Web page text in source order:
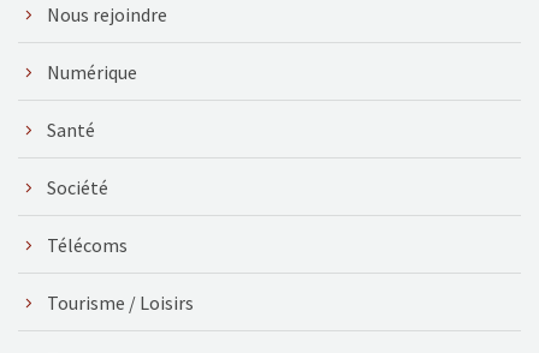
Nous rejoindre
Numérique
Santé
Société
Télécoms
Tourisme / Loisirs